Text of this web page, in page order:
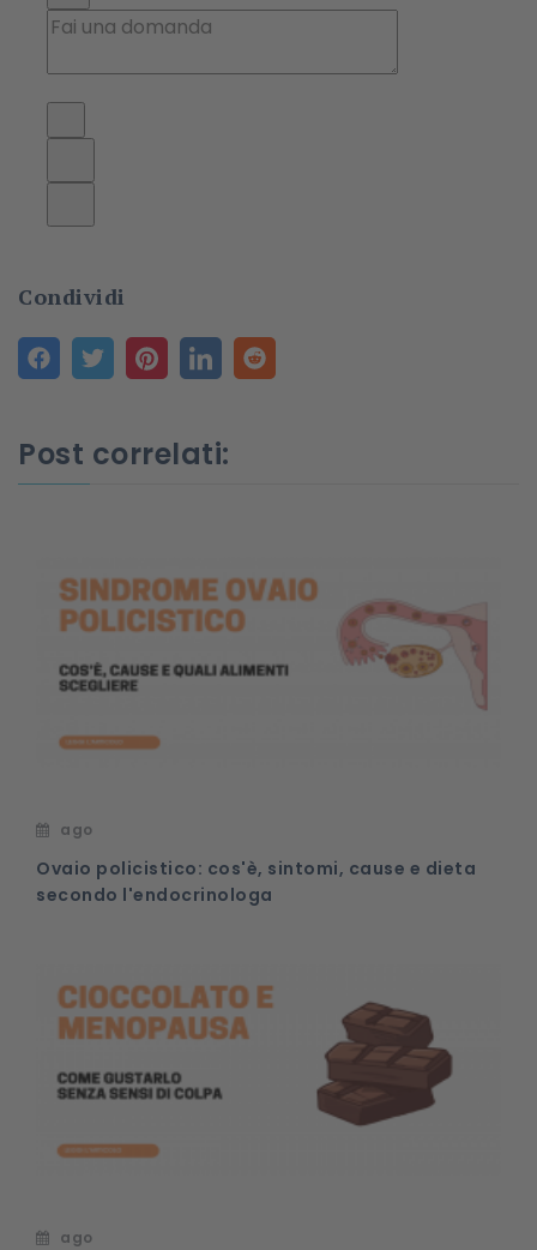
Condividi
Post correlati:
ago
Ovaio policistico: cos'è, sintomi, cause e dieta
secondo l'endocrinologa
ago